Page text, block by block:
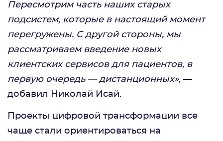
Пересмотрим часть наших старых
подсистем, которые в настоящий момент
перегружены. С другой стороны, мы
рассматриваем введение новых
клиентских сервисов для пациентов, в
первую очередь — дистанционных», —
добавил Николай Исай.
Проекты цифровой трансформации все
чаще стали ориентироваться на